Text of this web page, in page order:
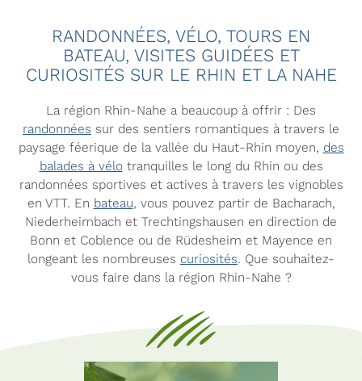
RANDONNÉES, VÉLO, TOURS EN
BATEAU, VISITES GUIDÉES ET
CURIOSITÉS SUR LE RHIN ET LA NAHE
La région Rhin-Nahe a beaucoup à offrir : Des
randonnées sur des sentiers romantiques à travers le
paysage féerique de la vallée du Haut-Rhin moyen, des
balades à vélotranquilles le long du Rhin ou des
randonnées sportives et actives à travers les vignobles
en VTT. En bateau, vous pouvez partir de Bacharach,
Niederheimbach et Trechtingshausen en direction de
Bonn et Coblence ou de Rüdesheim et Mayence en
longeant les nombreuses curiosités. Que souhaitez-
vous faire dans la région Rhin-Nahe ?